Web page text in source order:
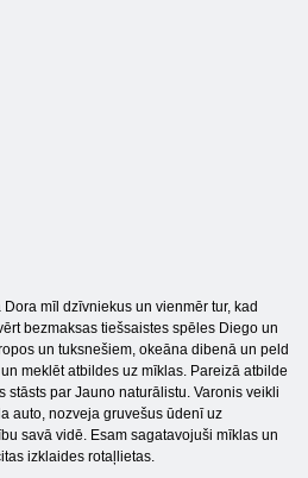
mīl dzīvniekus un vienmēr tur, kad
bezmaksas tiešsaistes spēles Diego un
un tuksnešiem, okeāna dibenā un peld
meklēt atbildes uz mīklas. Pareizā atbilde
stāsts par Jauno naturālistu. Varonis veikli
auto, nozveja gruvešus ūdenī uz
savā vidē. Esam sagatavojuši mīklas un
izklaides rotaļlietas.